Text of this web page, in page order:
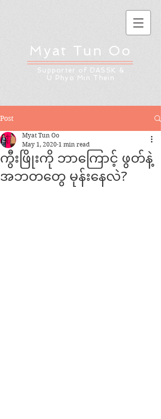
Myat Tun Oo
Supporter of DASSK &
U Phyo Min Thein
Post
ကွီးဖြိုးကို ဘာကြောင့် ဖွတ်နဲ့
အဘတတွေ မုန်းနေလဲ?
Myat Tun Oo
May 1, 2020 1 min read